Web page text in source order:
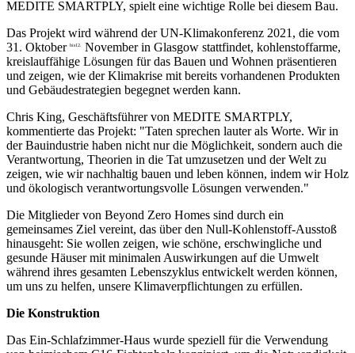
MEDITE SMARTPLY, spielt eine wichtige Rolle bei diesem Bau.
Das Projekt wird während der UN-Klimakonferenz 2021, die vom
31. Oktober bis12.
November in Glasgow stattfindet, kohlenstoffarme,
kreislauffähige Lösungen für das Bauen und Wohnen präsentieren
und zeigen, wie der Klimakrise mit bereits vorhandenen Produkten
und Gebäudestrategien begegnet werden kann.
Chris King, Geschäftsführer von MEDITE SMARTPLY,
kommentierte das Projekt: "Taten sprechen lauter als Worte. Wir in
der Bauindustrie haben nicht nur die Möglichkeit, sondern auch die
Verantwortung, Theorien in die Tat umzusetzen und der Welt zu
zeigen, wie wir nachhaltig bauen und leben können, indem wir Holz
und ökologisch verantwortungsvolle Lösungen verwenden."
Die Mitglieder von Beyond Zero Homes sind durch ein
gemeinsames Ziel vereint, das über den Null-Kohlenstoff-Ausstoß
hinausgeht: Sie wollen zeigen, wie schöne, erschwingliche und
gesunde Häuser mit minimalen Auswirkungen auf die Umwelt
während ihres gesamten Lebenszyklus entwickelt werden können,
um uns zu helfen, unsere Klimaverpflichtungen zu erfüllen.
Die Konstruktion
Das Ein-Schlafzimmer-Haus wurde speziell für die Verwendung